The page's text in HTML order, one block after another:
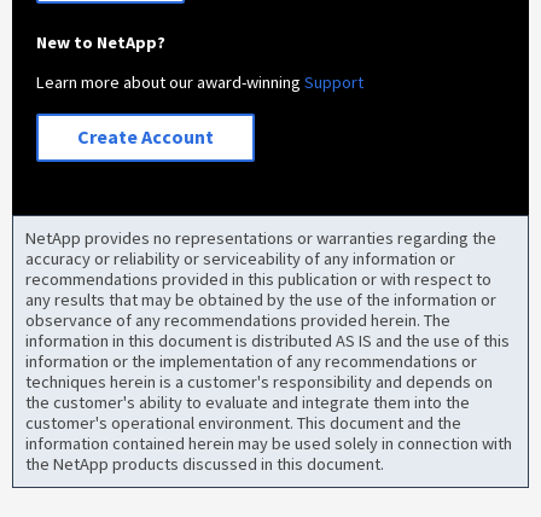
New to NetApp?
Learn more about our award-winningSupport
Create Account
NetApp provides no representations or warranties regarding the
accuracy or reliability or serviceability of any information or
recommendations provided in this publication or with respect to
any results that may be obtained by the use of the information or
observance of any recommendations provided herein. The
information in this document is distributed AS IS and the use of this
information or the implementation of any recommendations or
techniques herein is a customer's responsibility and depends on
the customer's ability to evaluate and integrate them into the
customer's operational environment. This document and the
information contained herein may be used solely in connection with
the NetApp products discussed in this document.